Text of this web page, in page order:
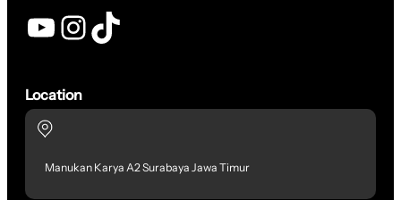
YouTube InstagramTikTok
Location
Manukan Karya A2 Surabaya Jawa Timur